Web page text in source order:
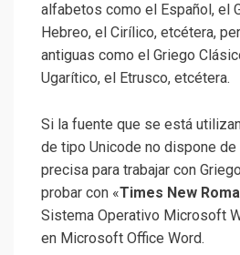
alfabetos como el Español, el
Hebreo, el Cirílico, etcétera,
antiguas como el Griego
Ugarítico, el Etrusco, etcétera.
Si la fuente que se está
de tipo Unicode no dispone
precisa para trabajar con
probar con «Times New
Sistema Operativo Microsoft
en Microsoft Office Word.